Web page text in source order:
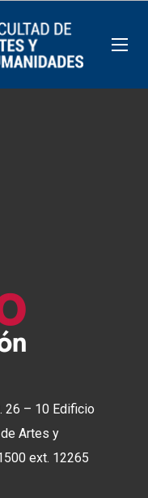
26 – 10 Edificio
Artes y
ext. 12265